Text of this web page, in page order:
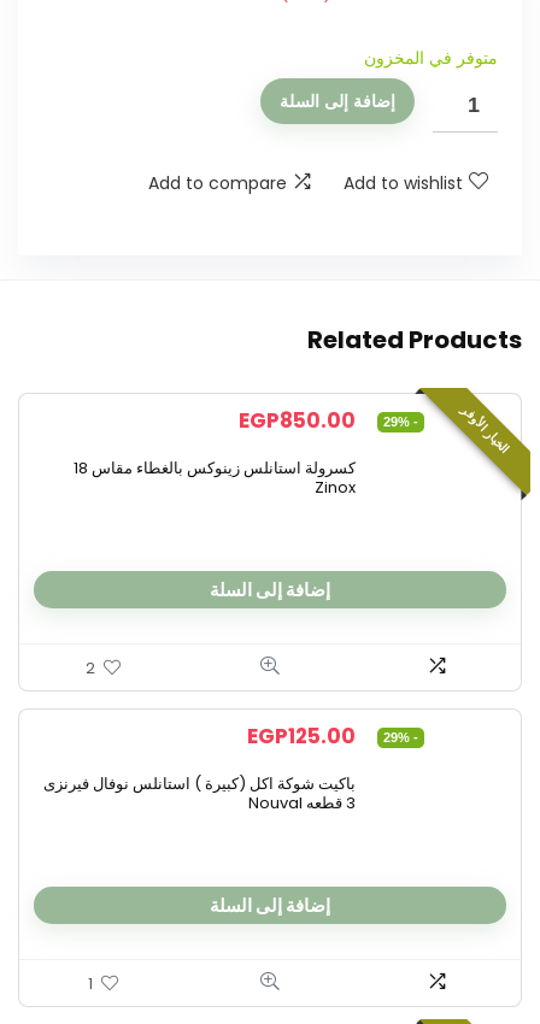
متوفر في المخزون
إضافة إلى السلة
Add to wishlist
Add to compare
Related Products
الخيار الأوفر - 29%
EGP850.00
كسرولة استانلس زينوكس بالغطاء مقاس 18
Zinox
إضافة إلى السلة
2
- 29%
EGP125.00
باكيت شوكة اكل (كبيرة ) استانلس نوفال فيرنزى
3 قطعه Nouval
إضافة إلى السلة
1